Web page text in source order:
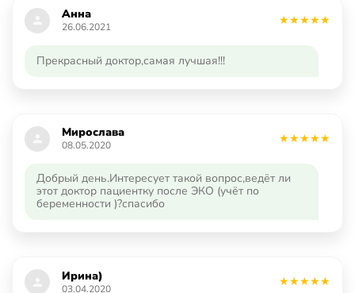
Прекрасный доктор,самая лучшая!!!
26.06.2021
Анна
Добрый день.Интересует такой вопрос,ведёт ли
этот доктор пациентку после ЭКО (учёт по
беременности )?спасибо
08.05.2020
Мирослава
03.04.2020
Ирина)